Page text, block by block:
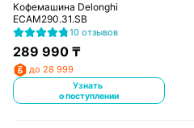
Кофемашина Delonghi
ECAM290.31.SB
10 отзывов
289 990₸
до 28 999
Узнать
о поступлении